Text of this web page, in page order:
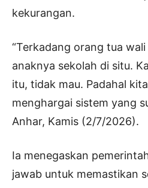
kekurangan.
“Terkadang orang tua
anaknya sekolah di situ.
itu, tidak mau. Padahal
menghargai sistem yang
Anhar, Kamis (2/7/2026).
Ia menegaskan
jawab untuk memastikan